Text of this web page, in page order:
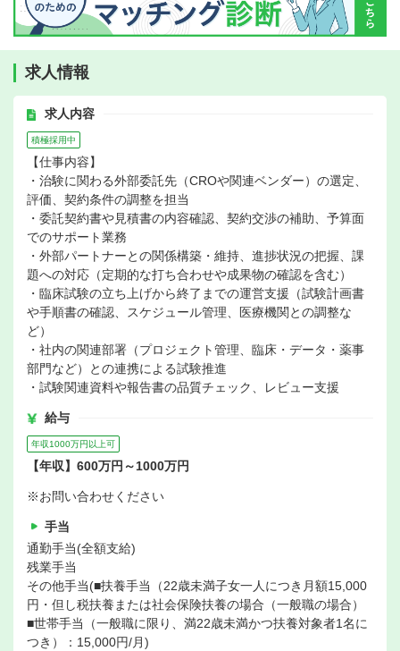
求人情報
求人内容
積極採用中
【仕事内容】
・治験に関わる外部委託先（CROや関連ベンダー）の選定、
評価、契約条件の調整を担当
・委託契約書や見積書の内容確認、契約交渉の補助、予算面
でのサポート業務
・外部パートナーとの関係構築・維持、進捗状況の把握、課
題への対応（定期的な打ち合わせや成果物の確認を含む）
・臨床試験の立ち上げから終了までの運営支援（試験計画書
や手順書の確認、スケジュール管理、医療機関との調整な
ど）
・社内の関連部署（プロジェクト管理、臨床・データ・薬事
部門など）との連携による試験推進
・試験関連資料や報告書の品質チェック、レビュー支援
給与
年収1000万円以上可
【年収】600万円～1000万円
※お問い合わせください
手当
通勤手当(全額支給)
残業手当
その他手当(■扶養手当（22歳未満子女一人につき月額15,000
円・但し税扶養または社会保険扶養の場合（一般職の場合）
■世帯手当（一般職に限り、満22歳未満かつ扶養対象者1名に
つき）：15,000円/月)